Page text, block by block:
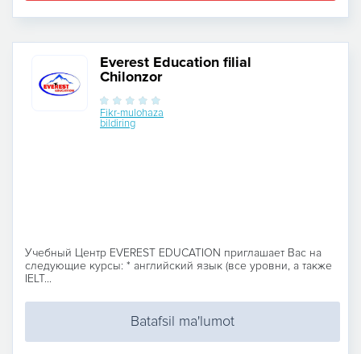
Everest Education filial
Chilonzor
Fikr-mulohaza
bildiring
Учебный Центр EVEREST EDUCATION приглашает Вас на
следующие курсы: * английский язык (все уровни, а также
IELT...
Batafsil ma'lumot